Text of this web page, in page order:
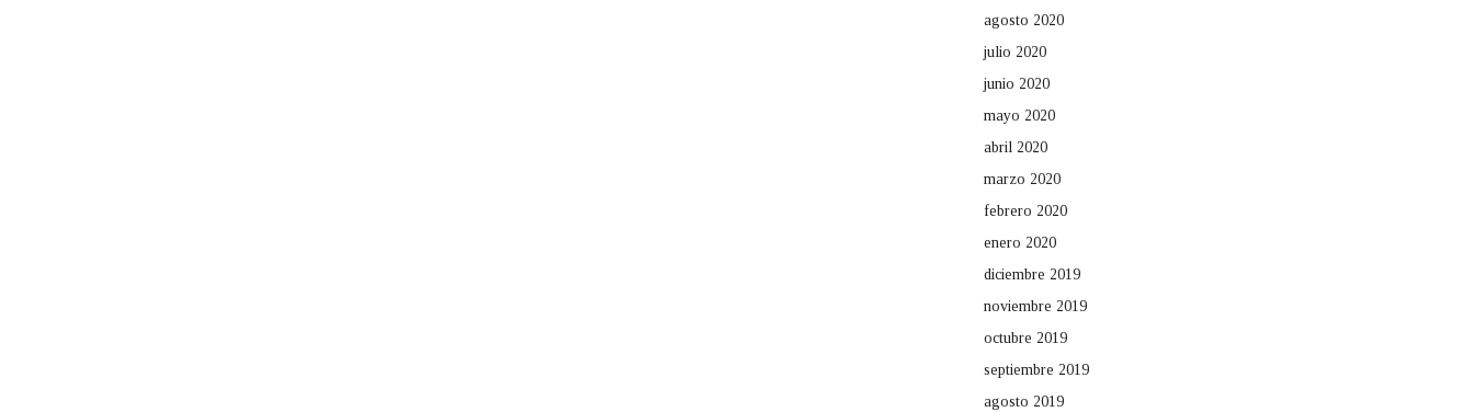
agosto 2020
julio 2020
junio 2020
mayo 2020
abril 2020
marzo 2020
febrero 2020
enero 2020
diciembre 2019
noviembre 2019
octubre 2019
septiembre 2019
agosto 2019